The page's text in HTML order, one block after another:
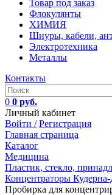
Товар под заказ
Флокулянты
ХИМИЯ
Шнуры, кабели,
Электротехника
Металлы
Контакты
0 0 руб.
Личный кабинет
Войти / Регистрация
Главная страница
Каталог
Медицина
Пластик, стекло,
Концентраторы
Пробирка для